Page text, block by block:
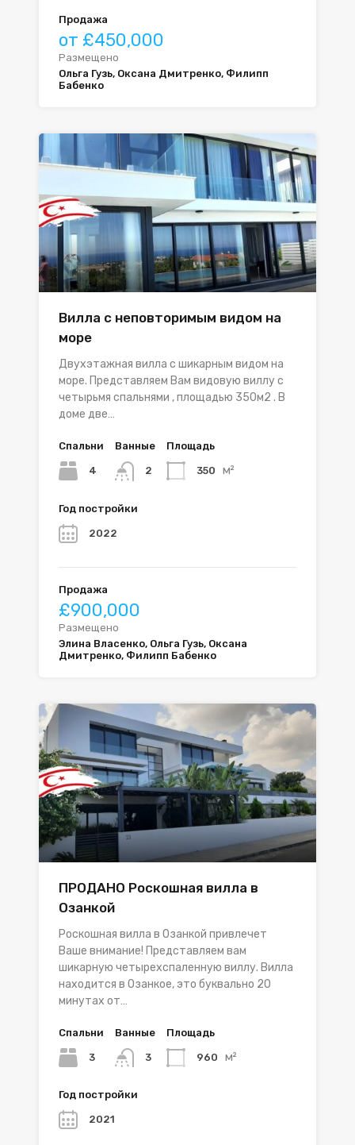
Продажа
от £450,000
Размещено
Ольга Гузь, Оксана Дмитренко, Филипп
Бабенко
Вилла с неповторимым видом на
море
Двухэтажная вилла с шикарным видом на
море. Представляем Вам видовую виллу с
четырьмя спальнями , площадью 350м2 . В
доме две…
Спальни
4
Ванные
2
Площадь
350 м²
Год постройки
2022
Продажа
£900,000
Размещено
Элина Власенко, Ольга Гузь, Оксана
Дмитренко, Филипп Бабенко
ПРОДАНО Роскошная вилла в
Озанкой
Роскошная вилла в Озанкой привлечет
Ваше внимание! Представляем вам
шикарную четырехспаленную виллу. Вилла
находится в Озанкое, это буквально 20
минутах от…
Спальни
3
Ванные
3
Площадь
960 м²
Год постройки
2021